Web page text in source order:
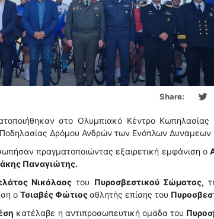
Share:
στο Ολυμπιακό Κέντρο Κωπηλασίας
Δρόμου Ανδρών των Ενόπλων Δυνάμεων
πραγματοποιώντας εξαιρετική εμφάνιση ο
Παναγιώτης.
Νικόλαοςτου Πυροσβεστικού Σώματος,
ο Τσιαβές Φώτιοςαθλητής επίσης του
κατέλαβε η αντιπροσωπευτική ομάδα του